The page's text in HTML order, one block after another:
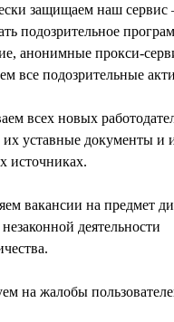
защищаем наш
подозрительное
анонимные прокси-
все подозрительные
всех новых
их уставные документы
источниках.
вакансии на предмет
деятельности
на жалобы